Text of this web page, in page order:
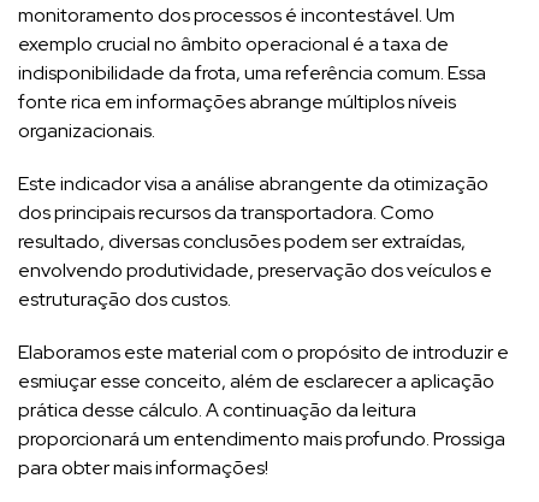
monitoramento dos processos é incontestável. Um
exemplo crucial no âmbito operacional é a taxa de
indisponibilidade da frota, uma referência comum. Essa
fonte rica em informações abrange múltiplos níveis
organizacionais.
Este indicador visa a análise abrangente da otimização
dos principais recursos da transportadora. Como
resultado, diversas conclusões podem ser extraídas,
envolvendo produtividade, preservação dos veículos e
estruturação dos custos.
Elaboramos este material com o propósito de introduzir e
esmiuçar esse conceito, além de esclarecer a aplicação
prática desse cálculo. A continuação da leitura
proporcionará um entendimento mais profundo. Prossiga
para obter mais informações!